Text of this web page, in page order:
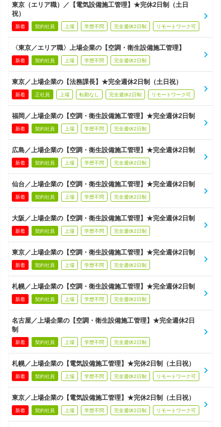
東京（エリア職）／【電気設備施工管理】★完休2日制（土日
祝）
新着 契約社員 上場 学歴不問 完全週休2日制 リモートワーク可
〈東京／エリア職〉上場企業の【空調・衛生設備施工管理】
新着 契約社員 上場 学歴不問 完全週休2日制
東京／上場企業の【法務課長】★完全週休2日制（土日祝）
新着 正社員 上場 転勤なし 完全週休2日制 リモートワーク可
福岡／上場企業の【空調・衛生設備施工管理】★完全週休2日制
新着 契約社員 上場 学歴不問 完全週休2日制
広島／上場企業の【空調・衛生設備施工管理】★完全週休2日制
新着 契約社員 上場 学歴不問 完全週休2日制
仙台／上場企業の【空調・衛生設備施工管理】★完全週休2日制
新着 契約社員 上場 学歴不問 完全週休2日制
大阪／上場企業の【空調・衛生設備施工管理】★完全週休2日制
新着 契約社員 上場 学歴不問 完全週休2日制
東京／上場企業の【空調・衛生設備施工管理】★完全週休2日制
新着 契約社員 上場 学歴不問 完全週休2日制
札幌／上場企業の【空調・衛生設備施工管理】★完全週休2日制
新着 契約社員 上場 学歴不問 完全週休2日制
名古屋／上場企業の【空調・衛生設備施工管理】★完全週休2日
制
新着 契約社員 上場 学歴不問 完全週休2日制
札幌／上場企業の【電気設備施工管理】★完休2日制（土日祝）
新着 契約社員 上場 学歴不問 完全週休2日制 リモートワーク可
東京／上場企業の【電気設備施工管理】★完休2日制（土日祝）
新着 契約社員 上場 学歴不問 完全週休2日制 リモートワーク可